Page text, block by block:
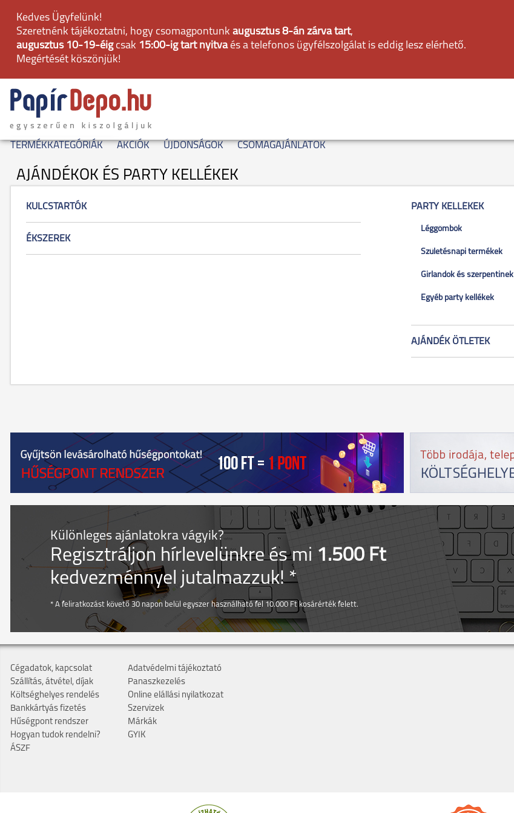
Kedves Ügyfelünk!
Szeretnénk tájékoztatni, hogy csomagpontunk augusztus 8-án zárva tart,
augusztus 10-19-éig csak 15:00-ig tart nyitvaés a telefonos ügyfélszolgálat is eddig lesz elérhető.
Megértését köszönjük!
TERMÉKKATEGÓRIÁK AKCIÓK ÚJDONSÁGOK CSOMAGAJÁNLATOK
AJÁNDÉKOK ÉS PARTY KELLÉKEK
KULCSTARTÓK
ÉKSZEREK
PARTY KELLÉKEK
Léggömbök
Születésnapi termékek
Girlandok és szerpentinek
Egyéb party kellékek
AJÁNDÉK ÖTLETEK
Különleges ajánlatokra vágyik?
Regisztráljon hírlevelünkre és mi 1.500 Ft
kedvezménnyel jutalmazzuk! *
* A feliratkozást követő 30 napon belül egyszer használható fel 10.000 Ft kosárérték felett.
Cégadatok, kapcsolat
Szállítás, átvétel, díjak
Költséghelyes rendelés
Bankkártyás fizetés
Hűségpont rendszer
Hogyan tudok rendelni?
ÁSZF
Adatvédelmi tájékoztató
Panaszkezelés
Online elállási nyilatkozat
Szervizek
Márkák
GYIK